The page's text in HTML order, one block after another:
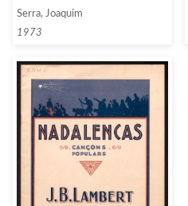
Serra, Joaquim
1973